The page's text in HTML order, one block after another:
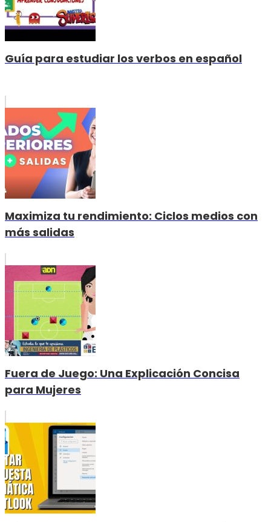
Guía para estudiar los verbos en español
Maximiza tu rendimiento: Ciclos medios con
más salidas
Fuera de Juego: Una Explicación Concisa
para Mujeres